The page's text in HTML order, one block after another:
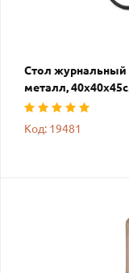
Стол журнальный
металл,
Код: 19481